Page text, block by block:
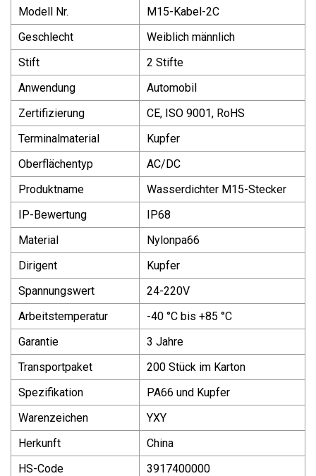
Modell Nr.
M15-Kabel-2C
Geschlecht
Weiblich männlich
Stift
2 Stifte
Anwendung
Automobil
Zertifizierung
CE, ISO 9001, RoHS
Terminalmaterial
Kupfer
Oberflächentyp
AC/DC
Produktname
Wasserdichter M15-Stecker
IP-Bewertung
IP68
Material
Nylonpa66
Dirigent
Kupfer
Spannungswert
24-220V
Arbeitstemperatur
-40 °C bis +85 °C
Garantie
3 Jahre
Transportpaket
200 Stück im Karton
Spezifikation
PA66 und Kupfer
Warenzeichen
YXY
Herkunft
China
HS-Code
3917400000